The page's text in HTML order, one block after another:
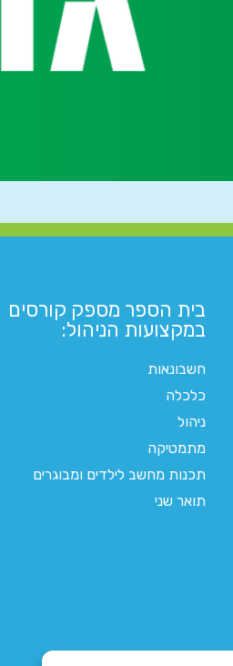
בית הספר מספק קורסים
במקצועות הניהול:
חשבונאות
כלכלה
ניהול
מתמטיקה
תכנות מחשב לילדים ומבוגרים
תואר שני